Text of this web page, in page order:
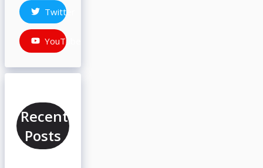
Twitter
YouTube
Recent
Posts